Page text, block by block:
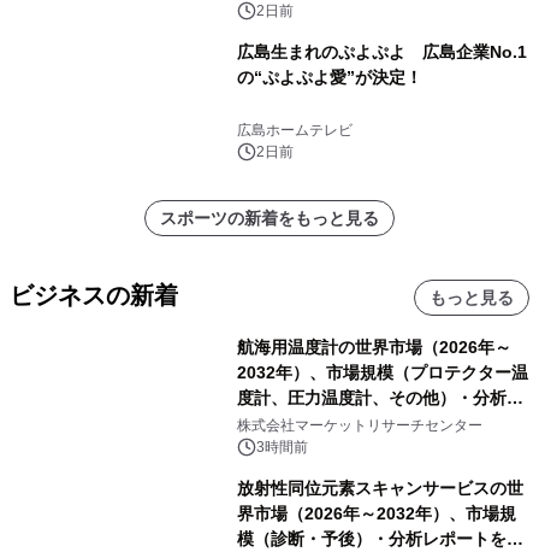
2日前
広島生まれのぷよぷよ 広島企業No.1
の“ぷよぷよ愛”が決定！
広島ホームテレビ
2日前
スポーツの新着をもっと見る
ビジネスの新着 もっと見る
航海用温度計の世界市場（2026年～
2032年）、市場規模（プロテクター温
度計、圧力温度計、その他）・分析レ
ポートを発表
株式会社マーケットリサーチセンター
3時間前
放射性同位元素スキャンサービスの世
界市場（2026年～2032年）、市場規
模（診断・予後）・分析レポートを発